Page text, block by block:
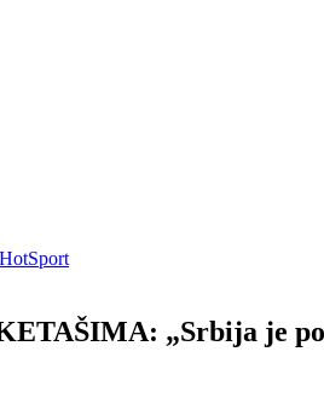
HotSport
„Srbija je